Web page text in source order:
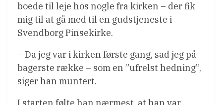
boede til leje hos nogle fra kirken – der fik
mig til at gå med til en gudstjeneste i
Svendborg Pinsekirke.
– Da jeg var i kirken første gang, sad jeg på
bagerste række – som en ”ufrelst hedning”,
siger han muntert.